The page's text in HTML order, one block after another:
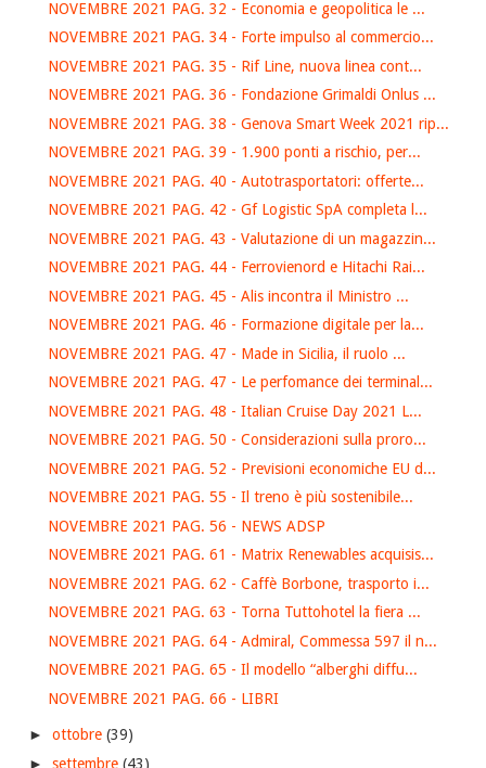
NOVEMBRE 2021 PAG. 32 - Economia e geopolitica le ...
NOVEMBRE 2021 PAG. 34 - Forte impulso al commercio...
NOVEMBRE 2021 PAG. 35 - Rif Line, nuova linea cont...
NOVEMBRE 2021 PAG. 36 - Fondazione Grimaldi Onlus ...
NOVEMBRE 2021 PAG. 38 - Genova Smart Week 2021 rip...
NOVEMBRE 2021 PAG. 39 - 1.900 ponti a rischio, per...
NOVEMBRE 2021 PAG. 40 - Autotrasportatori: offerte...
NOVEMBRE 2021 PAG. 42 - Gf Logistic SpA completa l...
NOVEMBRE 2021 PAG. 43 - Valutazione di un magazzin...
NOVEMBRE 2021 PAG. 44 - Ferrovienord e Hitachi Rai...
NOVEMBRE 2021 PAG. 45 - Alis incontra il Ministro ...
NOVEMBRE 2021 PAG. 46 - Formazione digitale per la...
NOVEMBRE 2021 PAG. 47 - Made in Sicilia, il ruolo ...
NOVEMBRE 2021 PAG. 47 - Le perfomance dei terminal...
NOVEMBRE 2021 PAG. 48 - Italian Cruise Day 2021 L...
NOVEMBRE 2021 PAG. 50 - Considerazioni sulla proro...
NOVEMBRE 2021 PAG. 52 - Previsioni economiche EU d...
NOVEMBRE 2021 PAG. 55 - Il treno è più sostenibile...
NOVEMBRE 2021 PAG. 56 - NEWS ADSP
NOVEMBRE 2021 PAG. 61 - Matrix Renewables acquisis...
NOVEMBRE 2021 PAG. 62 - Caffè Borbone, trasporto i...
NOVEMBRE 2021 PAG. 63 - Torna Tuttohotel la fiera ...
NOVEMBRE 2021 PAG. 64 - Admiral, Commessa 597 il n...
NOVEMBRE 2021 PAG. 65 - Il modello “alberghi diffu...
NOVEMBRE 2021 PAG. 66 - LIBRI
► ottobre (39)
► settembre (43)